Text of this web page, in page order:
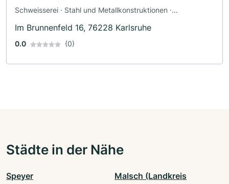
Schweisserei · Stahl und Metallkonstruktionen ·
Im Brunnenfeld 16, 76228 Karlsruhe
0.0 (0)
Städte in der Nähe
Speyer
Malsch (Landkreis